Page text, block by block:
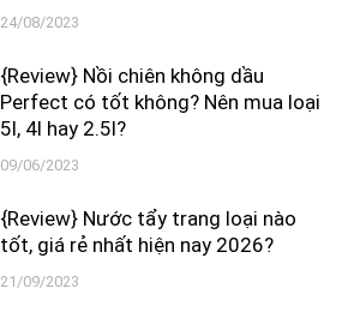
24/08/2023
{Review} Nồi chiên không dầu
Perfect có tốt không? Nên mua loại
5l, 4l hay 2.5l?
09/06/2023
{Review} Nước tẩy trang loại nào
tốt, giá rẻ nhất hiện nay 2026?
21/09/2023